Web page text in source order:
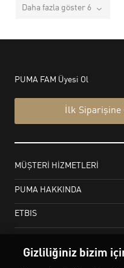
Daha fazla göster 6
Gizliliğiniz bizim